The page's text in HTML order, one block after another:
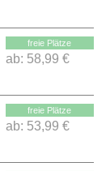
freie Plätze
ab: 58,99 €
freie Plätze
ab: 53,99 €